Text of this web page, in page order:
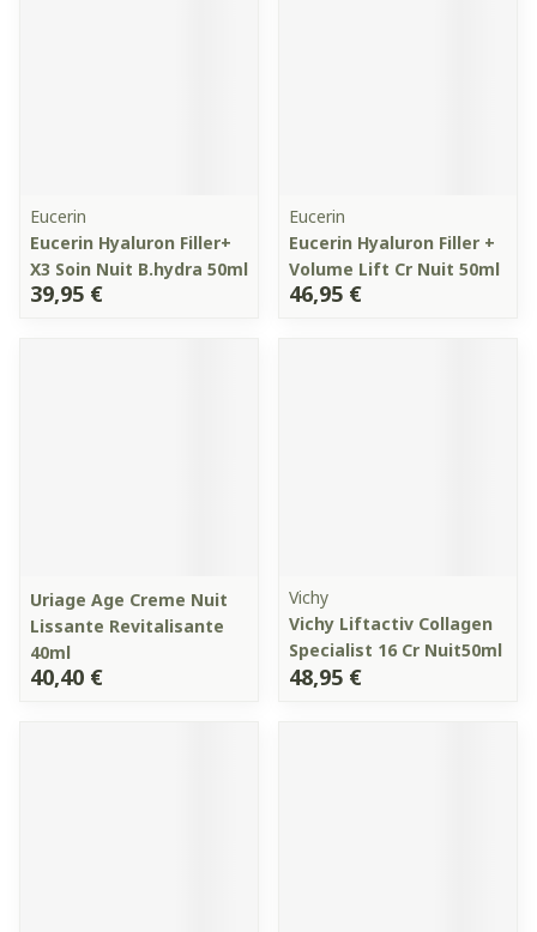
Eucerin
Eucerin Hyaluron Filler+
X3 Soin Nuit B.hydra 50ml
39,95 €
Eucerin
Eucerin Hyaluron Filler +
Volume Lift Cr Nuit 50ml
46,95 €
Uriage Age Creme Nuit
Lissante Revitalisante
40ml
40,40 €
Vichy
Vichy Liftactiv Collagen
Specialist 16 Cr Nuit50ml
48,95 €